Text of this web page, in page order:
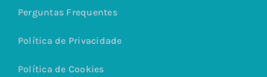
Perguntas Frequentes
Política de Privacidade
Política de Cookies